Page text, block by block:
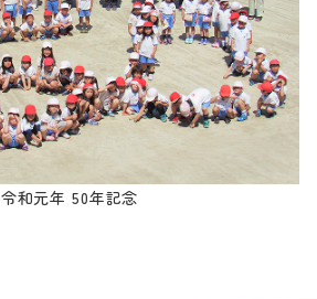
令和元年 50年記念